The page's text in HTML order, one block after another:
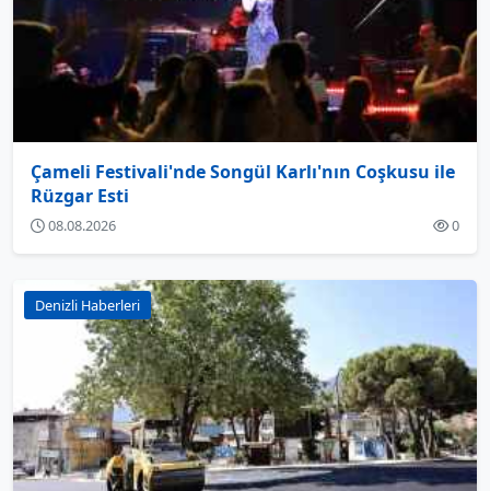
Çameli Festivali'nde Songül Karlı'nın Coşkusu ile
Rüzgar Esti
08.08.2026 0
Denizli Haberleri